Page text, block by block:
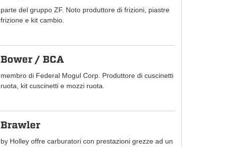
parte del gruppo ZF. Noto produttore di frizioni, piastre
frizione e kit cambio.
Bower / BCA
membro di Federal Mogul Corp. Produttore di cuscinetti
ruota, kit cuscinetti e mozzi ruota.
Brawler
by Holley offre carburatori con prestazioni grezze ad un